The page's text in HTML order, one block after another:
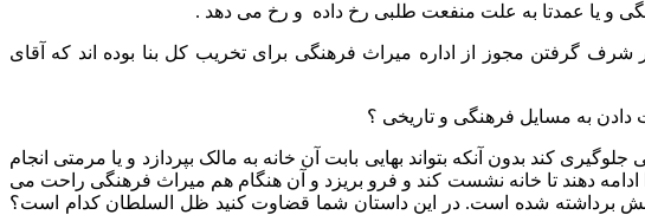
و یا عمدتا به علت منفعت طلبی رخ داده و رخ می دهد .
گرفتن مجوز از اداره میراث فرهنگی برای تخریب کل بنا بوده اند که آقای
به مسایل فرهنگی و تاریخی ؟
کند بدون آنکه بتواند بهایی بابت آن خانه به مالک بپردازد و یا مرمتی انجام
ادامه دهند تا خانه نشست کند و فرو بریزد و آن هنگام هم میراث فرهنگی راحت می
برداشته شده است. در این داستان شما قضاوت کنید ظل السلطان کدام است؟